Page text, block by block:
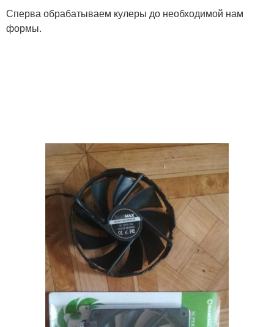
Сперва обрабатываем кулеры до необходимой нам
формы.